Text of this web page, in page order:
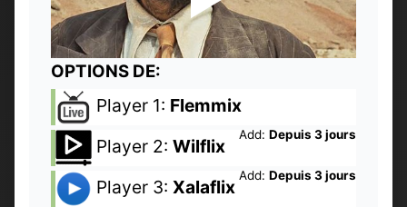
OPTIONS DE:
Player 1: Flemmix
Add: Depuis 3 jours
Player 2: Wilflix
Add: Depuis 3 jours
Player 3: Xalaflix